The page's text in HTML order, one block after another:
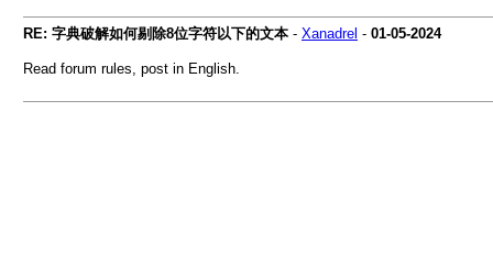
RE: 字典破解如何剔除8位字符以下的文本 - Xanadrel - 01-05-2024
Read forum rules, post in English.